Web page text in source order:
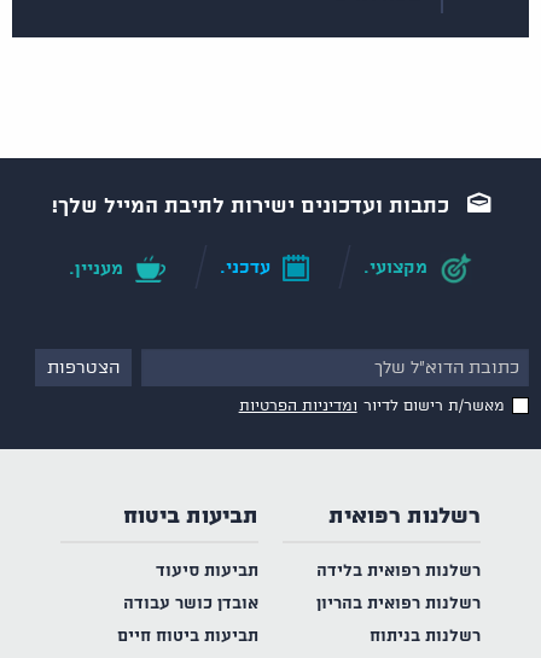
כתבות ועדכונים ישירות לתיבת המייל שלך!
מקצועי. עדכני. מעניין.
מאשר/ת רישום לדיור ומדיניות הפרטיות
רשלנות רפואית
רשלנות רפואית בלידה
רשלנות רפואית בהריון
רשלנות בניתוח
תביעות ביטוח
תביעות סיעוד
אובדן כושר עבודה
תביעות ביטוח חיים